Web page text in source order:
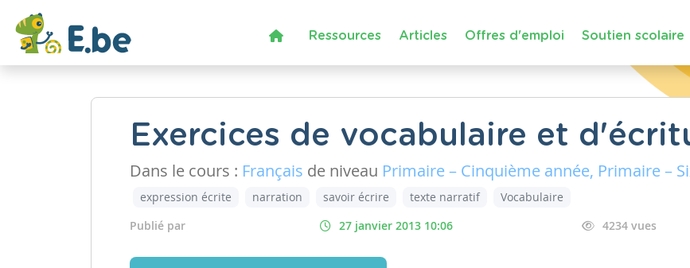
Ressources Articles Offres d'emploi Soutien scolaire
Exercices de vocabulaire et
Dans le cours : Français de niveau Primaire – Cinquième année, Primaire –
expression écrite narration savoir écrire texte narratif
Vocabulaire
Publié par
27 janvier 2013 10:06 4234 vues